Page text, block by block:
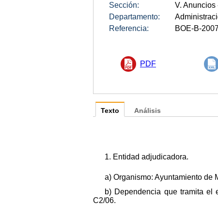
Sección:
V. Anuncios
Departamento:
Referencia:
BOE-B-
PDF
Texto
1. Entidad adjudicadora.
a) Organismo: Ayuntamiento de
b) Dependencia que tramita el
C2/06.
Análisis